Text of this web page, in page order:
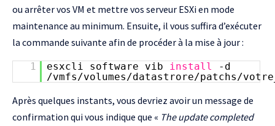
ou arrêter vos VM et mettre vos serveur ESXi en mode
maintenance au minimum. Ensuite, il vous suffira d’exécuter
la commande suivante afin de procéder à la mise à jour :
1 esxcli software vib install
-d
/vmfs/volumes/datastrore/patchs/
Après quelques instants, vous devriez avoir un message de
confirmation qui vous indique que « The update completed